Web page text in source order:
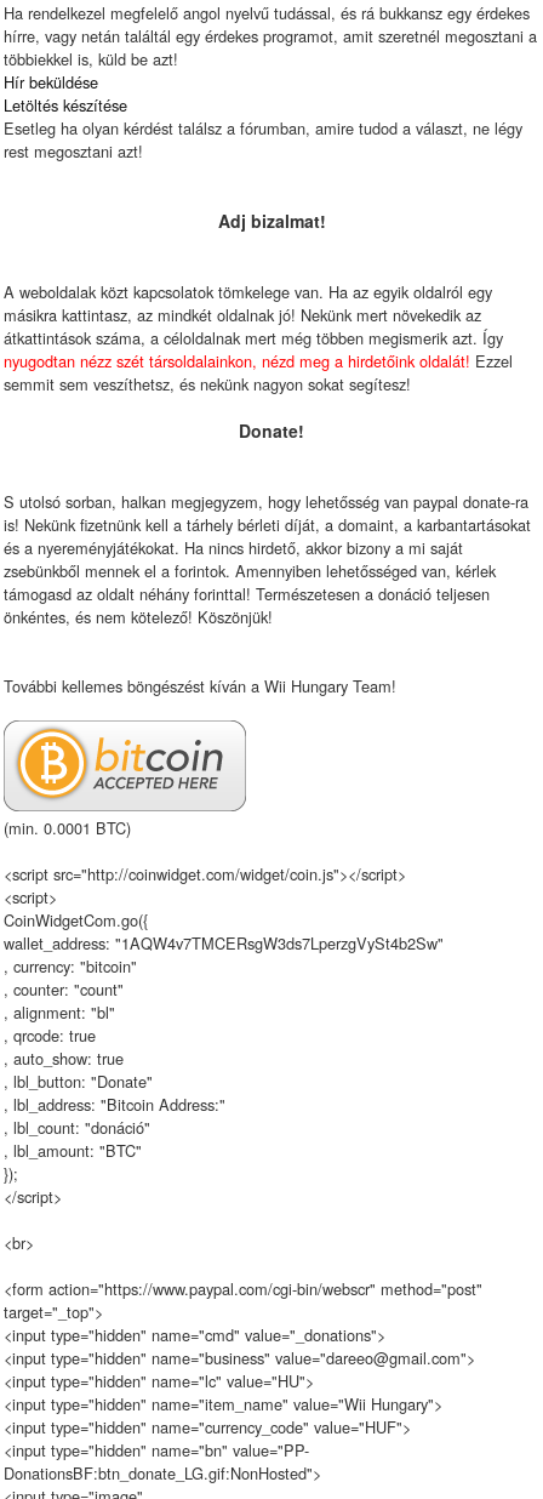
Ha rendelkezel megfelelő angol nyelvű tudással, és rá bukkansz egy érdekes
hírre, vagy netán találtál egy érdekes programot, amit szeretnél megosztani a
többiekkel is, küld be azt!
Hír beküldése
Letöltés készítése
Esetleg ha olyan kérdést találsz a fórumban, amire tudod a választ, ne légy
rest megosztani azt!
Adj bizalmat!
A weboldalak közt kapcsolatok tömkelege van. Ha az egyik oldalról egy
másikra kattintasz, az mindkét oldalnak jó! Nekünk mert növekedik az
átkattintások száma, a céloldalnak mert még többen megismerik azt. Így
nyugodtan nézz szét társoldalainkon, nézd meg a hirdetőink oldalát! Ezzel
semmit sem veszíthetsz, és nekünk nagyon sokat segítesz!
Donate!
S utolsó sorban, halkan megjegyzem, hogy lehetősség van paypal donate-ra
is! Nekünk fizetnünk kell a tárhely bérleti díját, a domaint, a karbantartásokat
és a nyereményjátékokat. Ha nincs hirdető, akkor bizony a mi saját
zsebünkből mennek el a forintok. Amennyiben lehetősséged van, kérlek
támogasd az oldalt néhány forinttal! Természetesen a donáció teljesen
önkéntes, és nem kötelező! Köszönjük!
További kellemes böngészést kíván a Wii Hungary Team!
(min. 0.0001 BTC)
<script src="http://coinwidget.com/widget/coin.js"></script>
<script>
CoinWidgetCom.go({
wallet_address: "1AQW4v7TMCERsgW3ds7LperzgVySt4b2Sw"
, currency: "bitcoin"
, counter: "count"
, alignment: "bl"
, qrcode: true
, auto_show: true
, lbl_button: "Donate"
, lbl_address: "Bitcoin Address:"
, lbl_count: "donáció"
, lbl_amount: "BTC"
});
</script>
<br>
<form action="https://www.paypal.com/cgi-bin/webscr" method="post"
target="_top">
<input type="hidden" name="cmd" value="_donations">
<input type="hidden" name="business" value="dareeo@gmail.com">
<input type="hidden" name="lc" value="HU">
<input type="hidden" name="item_name" value="Wii Hungary">
<input type="hidden" name="currency_code" value="HUF">
<input type="hidden" name="bn" value="PP-
DonationsBF:btn_donate_LG.gif:NonHosted">